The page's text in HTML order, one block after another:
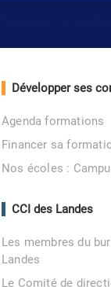
Développer ses
Agenda formations
Financer sa
Nos écoles :
CCI des Landes
Les membres du
Landes
Le Comité de